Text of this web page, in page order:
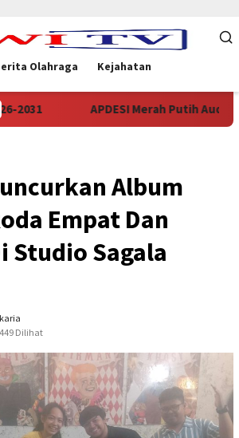
Olahraga Kejahatan
APDESI Merah Putih Audiensi Ke
Album
Empat Dan
Studio Sagala
449 Dilihat